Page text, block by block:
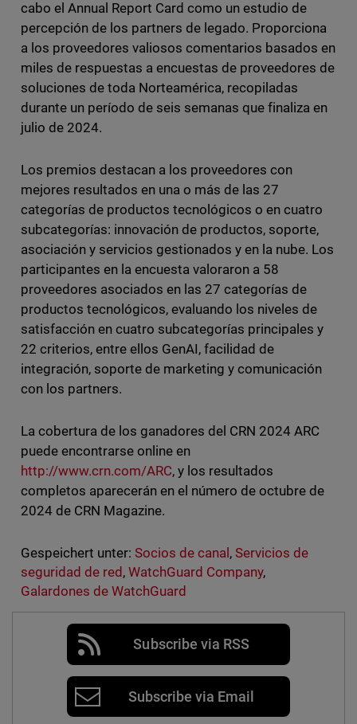
cabo el Annual Report Card como un estudio de
percepción de los partners de legado. Proporciona
a los proveedores valiosos comentarios basados en
miles de respuestas a encuestas de proveedores de
soluciones de toda Norteamérica, recopiladas
durante un período de seis semanas que finaliza en
julio de 2024.
Los premios destacan a los proveedores con
mejores resultados en una o más de las 27
categorías de productos tecnológicos o en cuatro
subcategorías: innovación de productos, soporte,
asociación y servicios gestionados y en la nube. Los
participantes en la encuesta valoraron a 58
proveedores asociados en las 27 categorías de
productos tecnológicos, evaluando los niveles de
satisfacción en cuatro subcategorías principales y
22 criterios, entre ellos GenAI, facilidad de
integración, soporte de marketing y comunicación
con los partners.
La cobertura de los ganadores del CRN 2024 ARC
puede encontrarse online en
http://www.crn.com/ARC, y los resultados
completos aparecerán en el número de octubre de
2024 de CRN Magazine.
Gespeichert unter: Socios de canal ,Servicios de
seguridad de red , WatchGuard Company,
Galardones de WatchGuard
Subscribe via RSS
Subscribe via Email